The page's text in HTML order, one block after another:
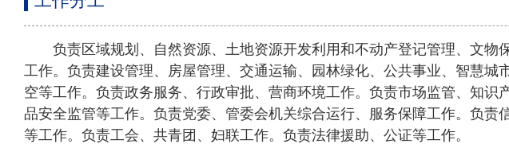
负责区域规划、自然资源、土地资源开发利用和不动产登记管理、文物
工作。负责建设管理、房屋管理、交通运输、园林绿化、公共事业、智慧城
空等工作。负责政务服务、行政审批、营商环境工作。负责市场监管、知识
品安全监管等工作。负责党委、管委会机关综合运行、服务保障工作。负责
等工作。负责工会、共青团、妇联工作。负责法律援助、公证等工作。